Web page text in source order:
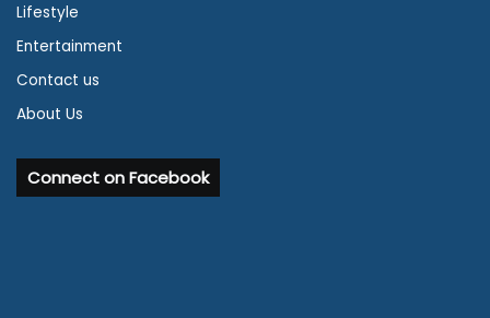
Lifestyle
Entertainment
Contact us
About Us
Connect on Facebook